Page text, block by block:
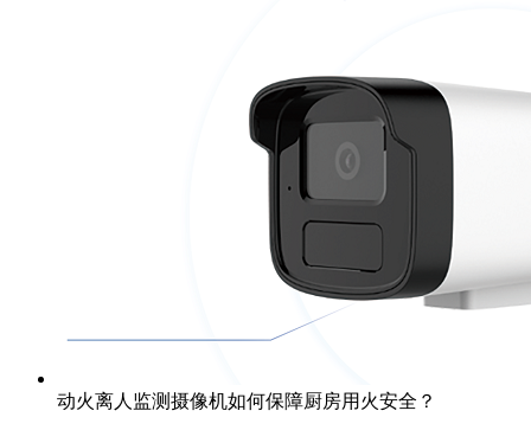
动火离人监测摄像机如何保障厨房用火安全？